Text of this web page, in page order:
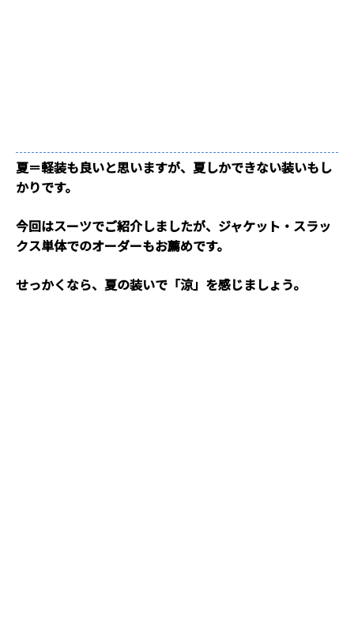
夏＝軽装も良いと思いますが、夏しかできない装いもし
かりです。
今回はスーツでご紹介しましたが、ジャケット・スラッ
クス単体でのオーダーもお薦めです。
せっかくなら、夏の装いで「涼」を感じましょう。